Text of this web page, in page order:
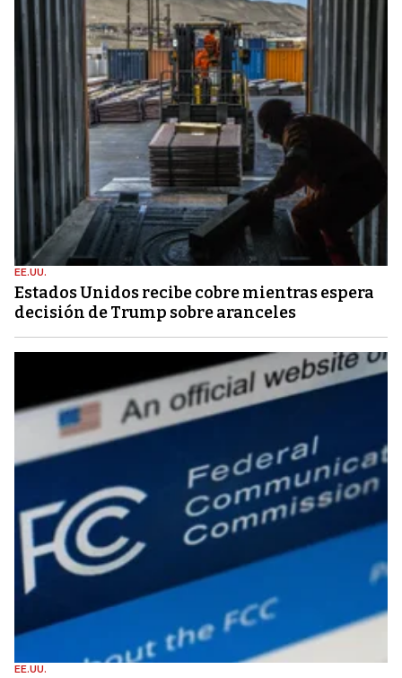
EE.UU.
Estados Unidos recibe cobre mientras espera
decisión de Trump sobre aranceles
EE.UU.